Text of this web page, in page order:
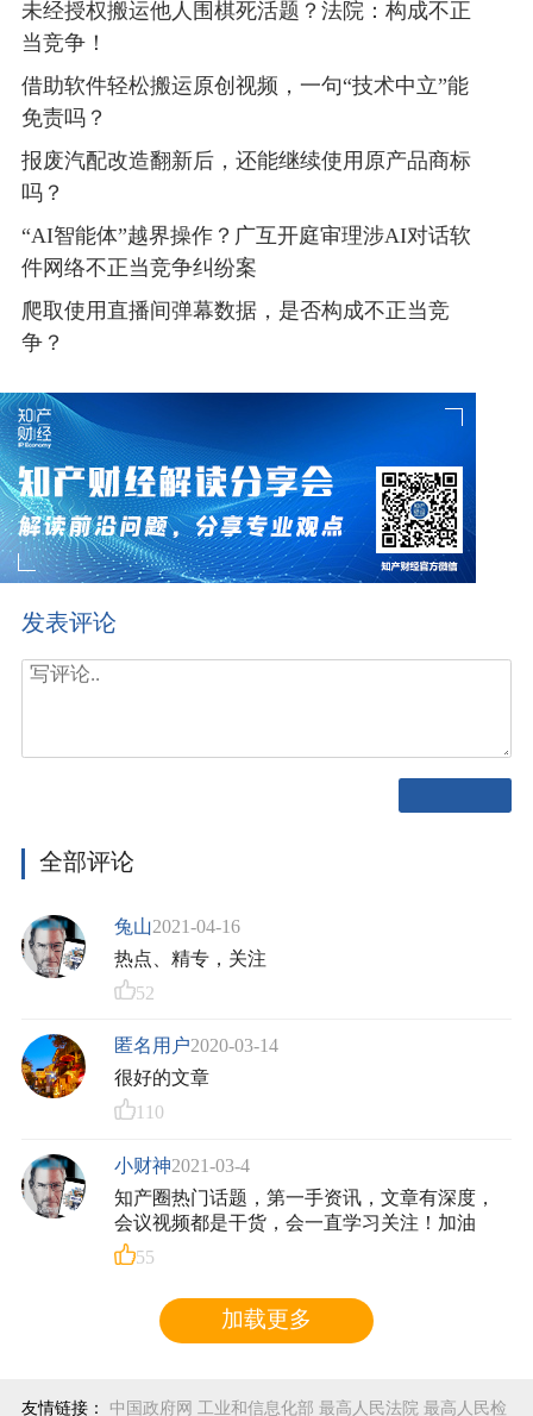
未经授权搬运他人围棋死活题？法院：构成不正
当竞争！
借助软件轻松搬运原创视频，一句“技术中立”能
免责吗？
报废汽配改造翻新后，还能继续使用原产品商标
吗？
“AI智能体”越界操作？广互开庭审理涉AI对话软
件网络不正当竞争纠纷案
爬取使用直播间弹幕数据，是否构成不正当竞
争？
发表评论
全部评论
兔山2021-04-16
热点、精专，关注
52
匿名用户2020-03-14
很好的文章
110
小财神2021-03-4
知产圈热门话题，第一手资讯，文章有深度，
会议视频都是干货，会一直学习关注！加油
55
加载更多
友情链接： 中国政府网 工业和信息化部 最高人民法院 最高人民检